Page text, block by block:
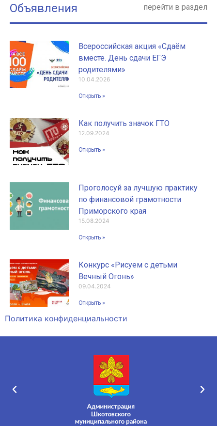
Объявления перейти в раздел
Всероссийская акция «Сдаём
вместе. День сдачи ЕГЭ
родителями»
10.04.2026
Открыть »
Как получить значок ГТО
12.09.2024
Открыть »
Проголосуй за лучшую практику
по финансовой грамотности
Приморского края
15.08.2024
Открыть »
Конкурс «Рисуем с детьми
Вечный Огонь»
09.04.2024
Открыть »
Политика конфиденциальности